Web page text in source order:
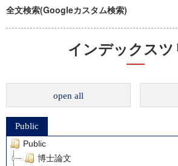
全文検索(Googleカスタム検索)
インデックスツ
open all
Public
Public
博士論文